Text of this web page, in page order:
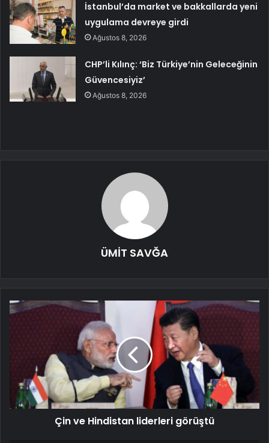
İstanbul’da market ve bakkallarda yeni
uygulama devreye girdi
Ağustos 8, 2026
CHP’li Kılınç: ‘Biz Türkiye’nin Geleceğinin
Güvencesiyiz’
Ağustos 8, 2026
ÜMİT SAVĞA
Çin ve Hindistan liderleri görüştü